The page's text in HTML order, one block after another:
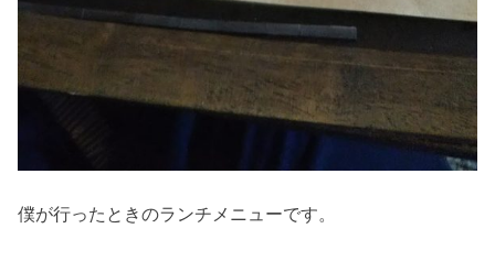
僕が行ったときのランチメニューです。